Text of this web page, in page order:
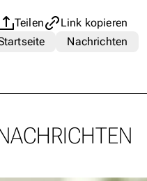
Teilen
Link kopieren
Nachrichten